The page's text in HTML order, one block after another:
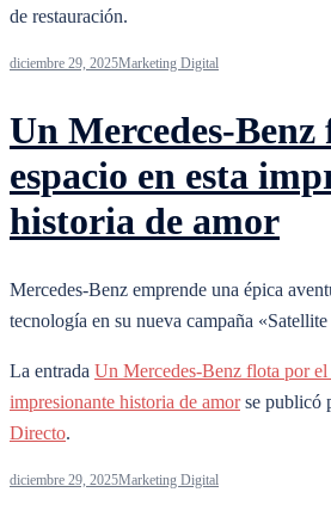
de restauración.
diciembre 29, 2025Marketing Digital
Un Mercedes-
espacio en esta
historia de amor
Mercedes-Benz emprende una épica
tecnología en su nueva campaña
La entrada Un Mercedes-Benz flota por el
impresionante historia de amorse publicó
Directo.
diciembre 29, 2025Marketing Digital